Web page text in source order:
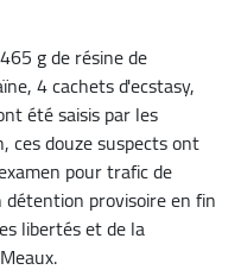
g de résine de
4 cachets d'ecstasy,
été saisis par les
douze suspects ont
pour trafic de
provisoire en fin
libertés et de la